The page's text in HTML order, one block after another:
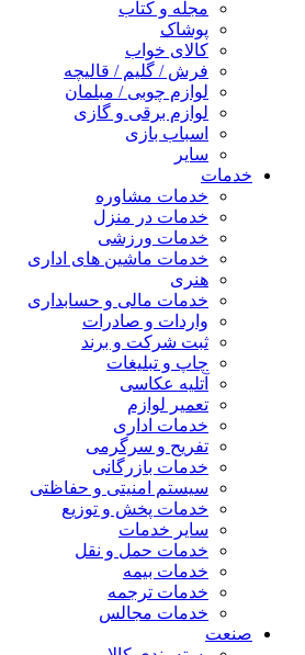
مجله و کتاب
پوشاک
کالای خواب
فرش / گلیم / قالیچه
لوازم چوبی / مبلمان
لوازم برقی و گازی
اسباب بازی
سایر
خدمات
خدمات مشاوره
خدمات در منزل
خدمات ورزشی
خدمات ماشین های اداری
هنری
خدمات مالی و حسابداری
واردات و صادرات
ثبت شرکت و برند
چاپ و تبلیغات
آتلیه عکاسی
تعمیر لوازم
خدمات اداری
تفریح و سرگرمی
خدمات بازرگانی
سیستم امنیتی و حفاظتی
خدمات پخش و توزیع
سایر خدمات
خدمات حمل و نقل
خدمات بیمه
خدمات ترجمه
خدمات مجالس
صنعت